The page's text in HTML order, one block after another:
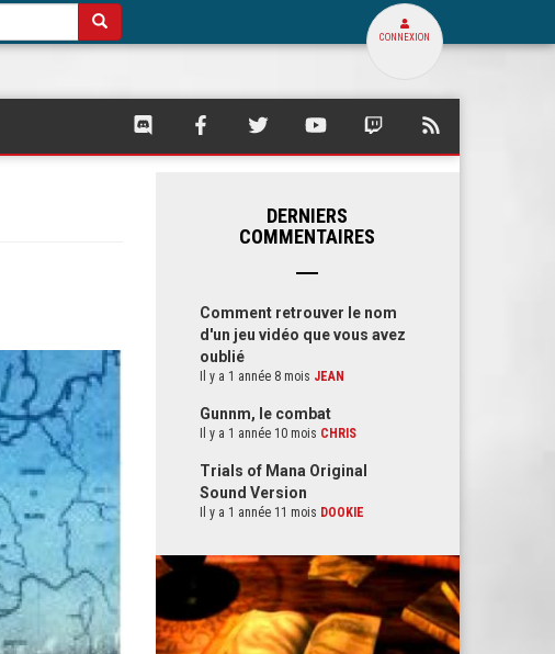
CONNEXION
SQUARE
SQUARE SQUARE SQUARE SQUARE
DERNIERS
COMMENTAIRES
Comment retrouver le nom
d'un jeu vidéo que vous avez
oublié
Il y a 1 année 8 mois JEAN
Gunnm, le combat
Il y a 1 année 10 mois CHRIS
Trials of Mana Original
Sound Version
Il y a 1 année 11 mois DOOKIE